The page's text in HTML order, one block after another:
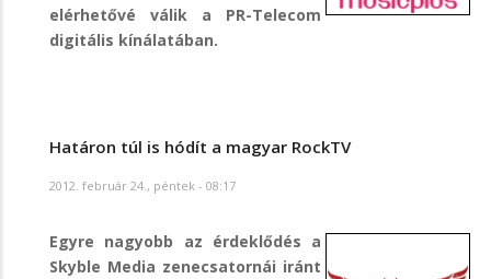
elérhetővé válik a PR-Telecom
digitális kínálatában.
Határon túl is hódít a magyar RockTV
2012. február 24., péntek - 08:17
Egyre nagyobb az érdeklődés a
Skyble Media zenecsatornái iránt